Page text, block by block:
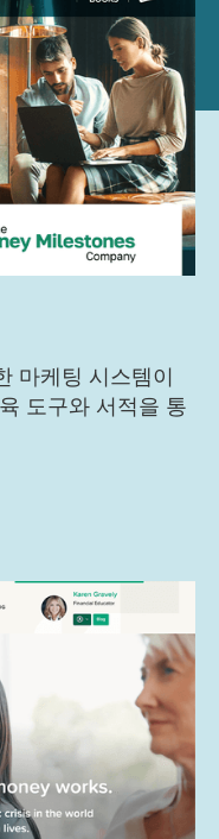
마케팅 시스템이
도구와 서적을 통